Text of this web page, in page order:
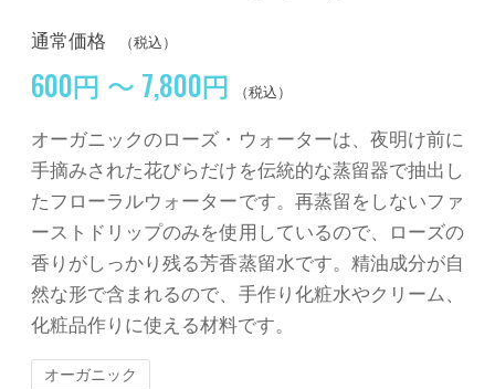
通常価格 （税込）
600円 ～ 7,800円 （税込）
オーガニックのローズ・ウォーターは、夜明け前に
手摘みされた花びらだけを伝統的な蒸留器で抽出し
たフローラルウォーターです。再蒸留をしないファ
ーストドリップのみを使用しているので、ローズの
香りがしっかり残る芳香蒸留水です。精油成分が自
然な形で含まれるので、手作り化粧水やクリーム、
化粧品作りに使える材料です。
オーガニック